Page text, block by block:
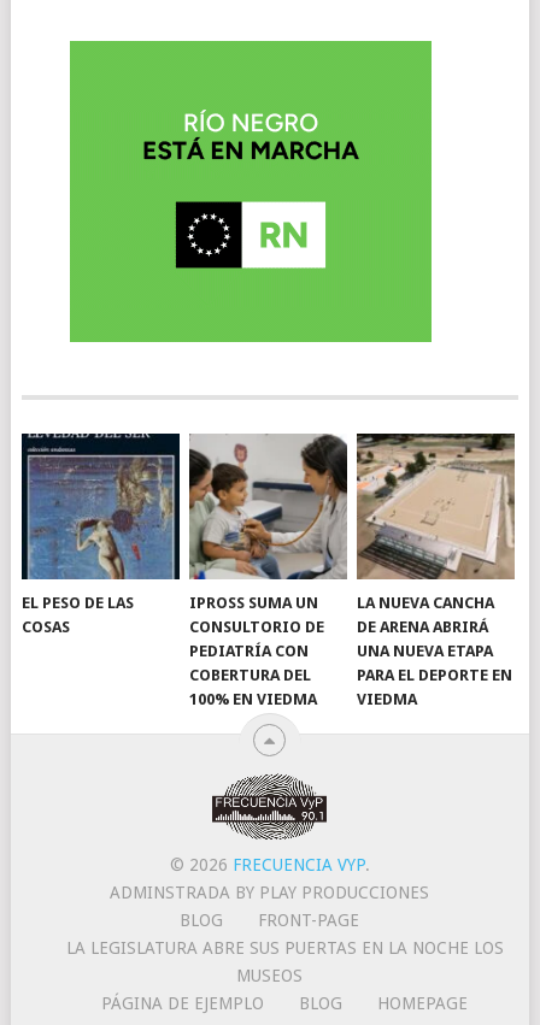
EL PESO DE LAS
COSAS
IPROSS SUMA UN
CONSULTORIO DE
PEDIATRÍA CON
COBERTURA DEL
100% EN VIEDMA
LA NUEVA CANCHA
DE ARENA ABRIRÁ
UNA NUEVA ETAPA
PARA EL DEPORTE EN
VIEDMA
© 2026 FRECUENCIA VYP.
ADMINSTRADA BY PLAY PRODUCCIONES
BLOG
FRONT-PAGE
LA LEGISLATURA ABRE SUS PUERTAS EN LA NOCHE LOS
MUSEOS
PÁGINA DE EJEMPLO
BLOG
HOMEPAGE